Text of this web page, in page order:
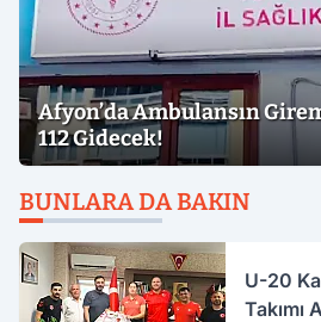
Afyon’da Ambulansın
112 Gidecek!
BUNLARA DA BAKIN
U-20
Takımı